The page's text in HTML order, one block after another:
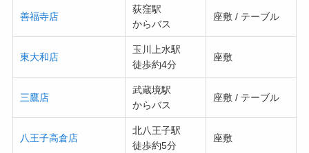
善福寺店
荻窪駅
からバス
座敷 / テーブル
東大和店
玉川上水駅
徒歩約4分
座敷
三鷹店
武蔵境駅
からバス
座敷 / テーブル
八王子高倉店
北八王子駅
徒歩約5分
座敷